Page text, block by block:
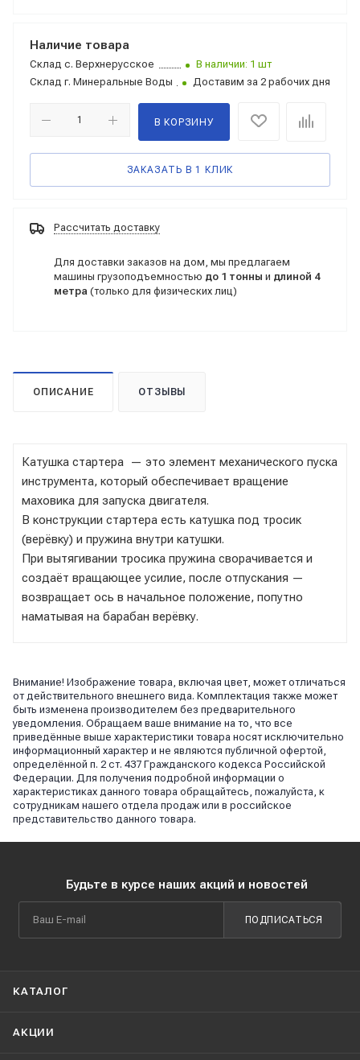
Наличие товара
Склад с. Верхнерусское
В наличии: 1 шт
Склад г. Минеральные Воды Доставим за 2 рабочих дня
В КОРЗИНУ
ЗАКАЗАТЬ В 1 КЛИК
Рассчитать доставку
Для доставки заказов на дом, мы предлагаем
машины грузоподъемностью до 1 тонны и длиной 4
метра (только для физических лиц)
ОПИСАНИЕ ОТЗЫВЫ
Катушка стартера — это элемент механического пуска
инструмента, который обеспечивает вращение
маховика для запуска двигателя.
В конструкции стартера есть катушка под тросик
(верёвку) и пружина внутри катушки.
При вытягивании тросика пружина сворачивается и
создаёт вращающее усилие, после отпускания —
возвращает ось в начальное положение, попутно
наматывая на барабан верёвку.
Внимание! Изображение товара, включая цвет, может отличаться
от действительного внешнего вида. Комплектация также может
быть изменена производителем без предварительного
уведомления. Обращаем ваше внимание на то, что все
приведённые выше характеристики товара носят исключительно
информационный характер и не являются публичной офертой,
определённой п. 2 ст. 437 Гражданского кодекса Российской
Федерации. Для получения подробной информации о
характеристиках данного товара обращайтесь, пожалуйста, к
сотрудникам нашего отдела продаж или в российское
представительство данного товара.
Будьте в курсе наших акций и новостей
ПОДПИСАТЬСЯ
КАТАЛОГ
АКЦИИ